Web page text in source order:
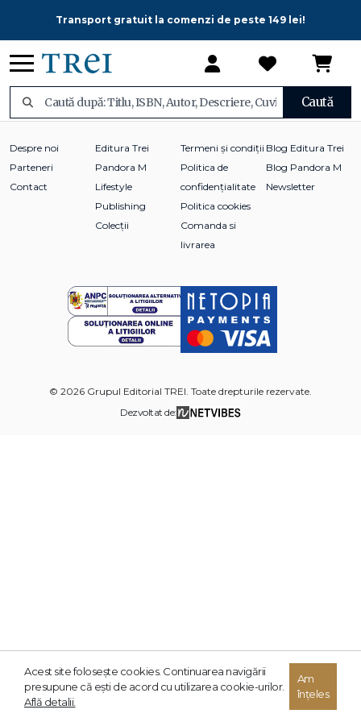
Transport gratuit la comenzi de peste 149 lei!
Caută
Despre noi
Parteneri
Contact
Editura Trei
Pandora M
Lifestyle
Publishing
Colecții
Termeni și condiții
Politica de
confidențialitate
Politica cookies
Comanda si
livrarea
Blog Editura Trei
Blog Pandora M
Newsletter
© 2026 Grupul Editorial TREI. Toate drepturile rezervate.
Dezvoltat de:
Acest site foloseşte cookies. Continuarea navigării
presupune că eşti de acord cu utilizarea cookie-urilor.
Află detalii.
Am
înțeles